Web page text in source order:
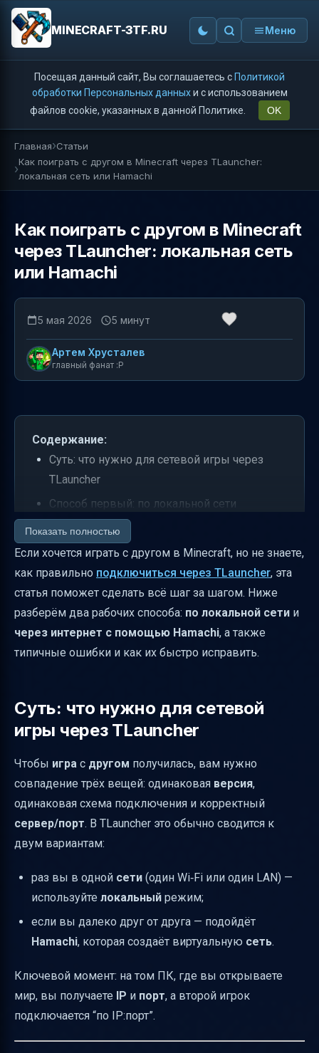
MINECRAFT-3TF.RU Меню
Посещая данный сайт, Вы соглашаетесь с Политикой
обработки Персональных данныхи с использованием
файлов cookie, указанных в данной Политике.
OK
Главная Статьи
Как поиграть с другом в Minecraft через TLauncher:
локальная сеть или Hamachi
Как поиграть с другом в Minecraft
через TLauncher: локальная сеть
или Hamachi
5 мая 2026 5 минут
Артем Хрусталев
главный фанат :P
Содержание:
Суть: что нужно для сетевой игры через
TLauncher
Способ первый: по локальной сети
(Wi‑Fi/LAN)
Способ второй: через интернет с Hamachi
(виртуальная сеть)
Какие версии Minecraft нужны для сетевой
игры
Почему “не подключается”: частые
проблемы и решения
вместе)
Мини-чеклист “чтобы сразу получилось”
Показать полностью
Если хочется играть с другом в Minecraft, но не знаете,
как правильно подключиться через TLauncher, эта
статья поможет сделать всё шаг за шагом. Ниже
разберём два рабочих способа: по локальной сети и
через интернет с помощью Hamachi, а также
типичные ошибки и как их быстро исправить.
Суть: что нужно для сетевой
игры через TLauncher
Чтобы игра с другом получилась, вам нужно
совпадение трёх вещей: одинаковая версия,
одинаковая схема подключения и корректный
сервер/порт. В TLauncher это обычно сводится к
двум вариантам:
раз вы в одной сети (один Wi‑Fi или один LAN) —
используйте локальный режим;
если вы далеко друг от друга — подойдёт
Hamachi, которая создаёт виртуальную сеть.
Ключевой момент: на том ПК, где вы открываете
мир, вы получаете
IP и порт, а второй игрок
подключается “по IP:порт”.